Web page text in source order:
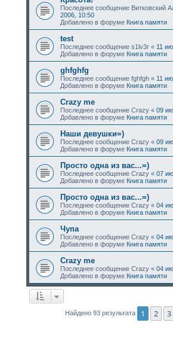
Последнее сообщение Витковский
2006, 10:50
Добавлено в форуме Книга памяти
test
Последнее сообщение s1lv3r« 11
Добавлено в форуме Книга памяти
ghfghfg
Последнее сообщение fghfgh« 11
Добавлено в форуме Книга памяти
Crazy me
Последнее сообщение Crazy« 09
Добавлено в форуме Книга памяти
Наши девушки=)
Последнее сообщение Crazy« 09
Добавлено в форуме Книга памяти
Просто одна из вас...=)
Последнее сообщение Crazy« 07
Добавлено в форуме Книга памяти
Просто одна из вас...=)
Последнее сообщение Crazy« 04
Добавлено в форуме Книга памяти
Чупа
Последнее сообщение Crazy« 04
Добавлено в форуме Книга памяти
Crazy me
Последнее сообщение Crazy« 04
Добавлено в форуме Книга памяти
Найдено 93 результата 1 2 3